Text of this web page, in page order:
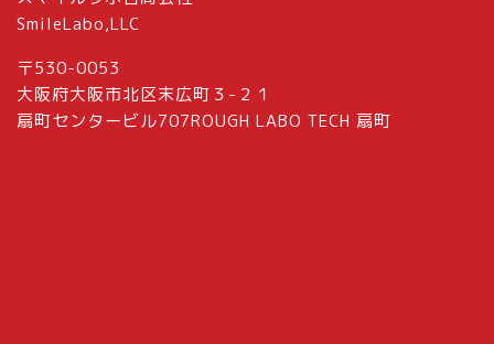
SmileLabo,LLC
〒530-0053
大阪府大阪市北区末広町３-２１
扇町センタービル707ROUGH LABO TECH 扇町